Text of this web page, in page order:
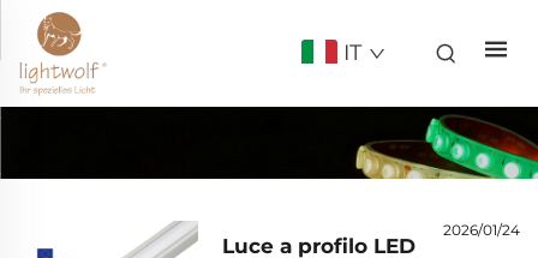
IT
2026/01/24
Luce a profilo LED